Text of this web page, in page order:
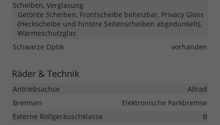
Scheiben, Verglasung
Getönte Scheiben, Frontscheibe beheizbar, Privacy Glass
(Heckscheibe und hintere Seitenscheiben abgedunkelt),
Wärmeschutzglas
Schwarze Optik
vorhanden
Räder & Technik
Antriebsachse
Allrad
Bremsen
Elektronische Parkbremse
Externe Rollgeräuschklasse
B